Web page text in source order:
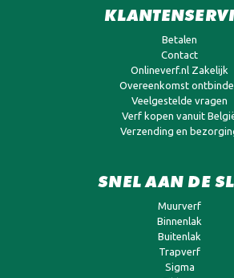
Betalen
Contact
Onlineverf.nl Zakelijk
Overeenkomst
Veelgestelde vragen
Verf kopen vanuit
Verzending en
SNEL AAN DE
Muurverf
Binnenlak
Buitenlak
Trapverf
Sigma